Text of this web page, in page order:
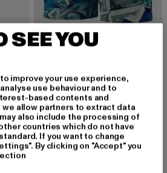
DEEP SEA FUNDS
24,99 EUR
Derzeitiger Preis: 24,99 EUR
Der perfekte Mix aus
SEE YOU
improve your use experience,
use behaviour and to
based contents and
allow partners to extract data
also include the processing of
countries which do not have
If you want to change
By clicking on "Accept" you